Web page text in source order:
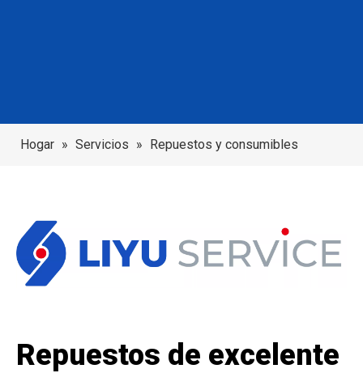
Hogar » Servicios » Repuestos y consumibles
Repuestos de excelente